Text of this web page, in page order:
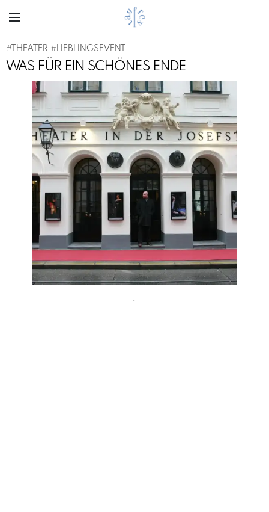
# THEATER #LIEBLINGSEVENT
WAS FÜR EIN SCHÖNES ENDE
Previous Next
´